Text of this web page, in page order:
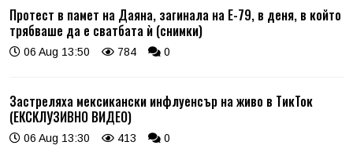
Протест в памет на Даяна, загинала на Е-79, в деня, в който
трябваше да е сватбата ѝ (снимки)
06 Aug 13:50 784 0
Застреляха мексикански инфлуенсър на живо в ТикТок
(ЕКСКЛУЗИВНО ВИДЕО)
06 Aug 13:30 413 0